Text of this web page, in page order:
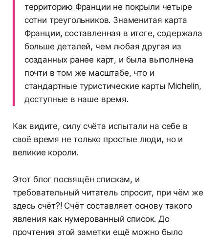
территорию Франции не покрыли четыре
сотни треугольников. Знаменитая карта
Франции, составленная в итоге, содержала
больше деталей, чем любая другая из
созданных ранее карт, и была выполнена
почти в том же масштабе, что и
стандартные туристические карты Michelin,
доступные в наше время.
Как видите, силу счёта испытали на себе в
своё время не только простые люди, но и
великие короли.
Этот блог посвящён спискам, и
требовательный читатель спросит, при чём же
здесь счёт?! Счёт составляет основу такого
явления как нумерованный список. До
прочтения этой заметки ещё можно было